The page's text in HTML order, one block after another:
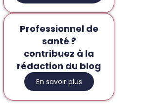
Professionnel de
santé ?
contribuez à la
rédaction du blog
En savoir plus